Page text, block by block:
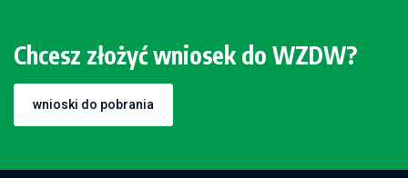
Chcesz złożyć wniosek do WZDW?
wnioski do pobrania